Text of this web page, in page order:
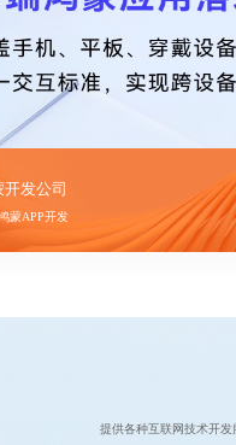
开发公司
蒙APP开发
提供各种互联网技术开